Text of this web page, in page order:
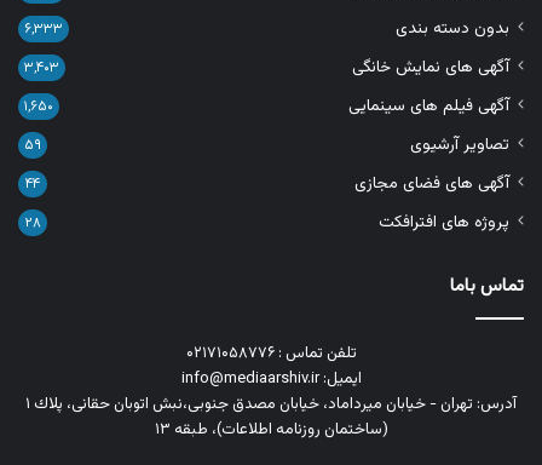
بدون دسته بندی ۶,۳۳۳
آگهی های نمایش خانگی ۳,۴۰۳
آگهی فیلم های سینمایی ۱,۶۵۰
تصاویر آرشیوی ۵۹
آگهی های فضای مجازی ۴۴
پروژه های افترافکت ۲۸
تماس باما
تلفن تماس : ۰۲۱۷۱۰۵۸۷۷۶
ایمیل: info@mediaarshiv.ir
آدرس: تهران - خیابان میرداماد، خیابان مصدق جنوبی،نبش اتوبان حقانی، پلاك ١
(ساختمان روزنامه اطلاعات)، طبقه ۱۳